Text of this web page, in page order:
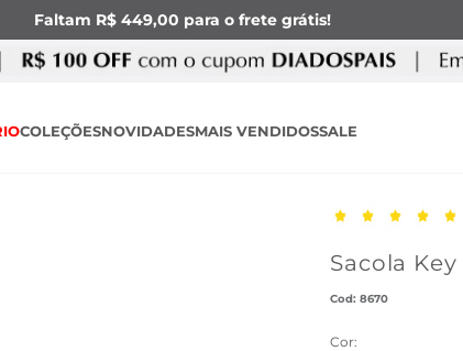
Faltam R$ 449,00 para o frete grátis!
COLEÇÕESNOVIDADESMAIS VENDIDOSSALE
Sacola
:8670
Cor: